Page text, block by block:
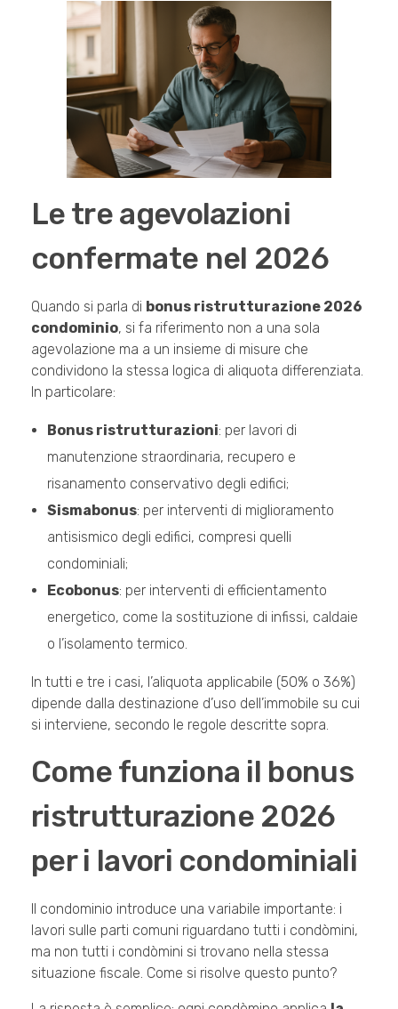
Le tre agevolazioni
confermate nel 2026
Quando si parla di bonus ristrutturazione 2026
condominio, si fa riferimento non a una sola
agevolazione ma a un insieme di misure che
condividono la stessa logica di aliquota differenziata.
In particolare:
Bonus ristrutturazioni: per lavori di
manutenzione straordinaria, recupero e
risanamento conservativo degli edifici;
Sismabonus: per interventi di miglioramento
antisismico degli edifici, compresi quelli
condominiali;
Ecobonus: per interventi di efficientamento
energetico, come la sostituzione di infissi, caldaie
o l’isolamento termico.
In tutti e tre i casi, l’aliquota applicabile (50% o 36%)
dipende dalla destinazione d’uso dell’immobile su cui
si interviene, secondo le regole descritte sopra.
Come funziona il bonus
ristrutturazione 2026
per i lavori condominiali
Il condominio introduce una variabile importante: i
lavori sulle parti comuni riguardano tutti i condòmini,
ma non tutti i condòmini si trovano nella stessa
situazione fiscale. Come si risolve questo punto?